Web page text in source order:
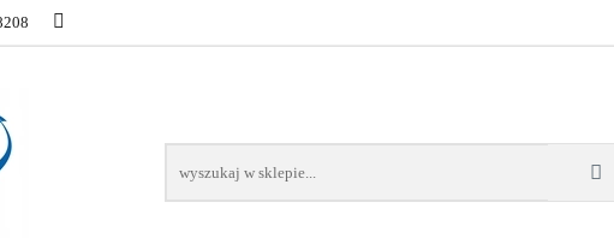
NOWOŚCI BESTSELLERY WSZYSTKIE TOWARY